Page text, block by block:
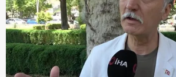
toplumu hizmetlerinin sunulması
kullanılmaktadır. Diğer çerezler,
kılınması ve kişiselleştirilmesi ve
reklam/pazarlama faaliyetlerinin
sınırlı olarak açık rızanız dahilinde